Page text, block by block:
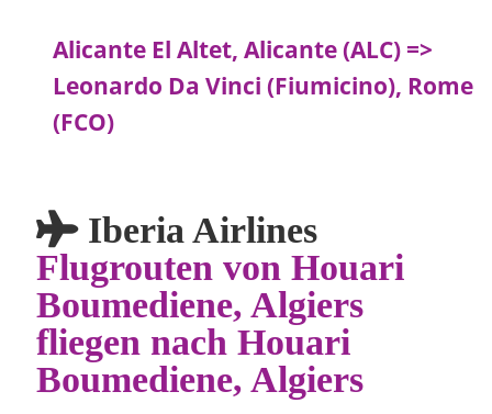
Alicante El Altet, Alicante (ALC) =>
Leonardo Da Vinci (Fiumicino), Rome
(FCO)
Iberia Airlines
Flugrouten von Houari
Boumediene, Algiers
fliegen nach Houari
Boumediene, Algiers